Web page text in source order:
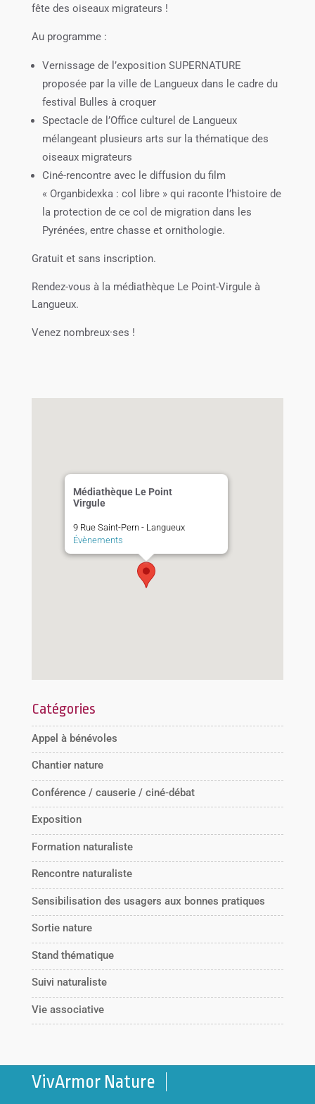
fête des oiseaux migrateurs !
Au programme :
Vernissage de l’exposition SUPERNATURE
proposée par la ville de Langueux dans le cadre du
festival Bulles à croquer
Spectacle de l’Office culturel de Langueux
mélangeant plusieurs arts sur la thématique des
oiseaux migrateurs
Ciné-rencontre avec le diffusion du film
« Organbidexka : col libre » qui raconte l’histoire de
la protection de ce col de migration dans les
Pyrénées, entre chasse et ornithologie.
Gratuit et sans inscription.
Rendez-vous à la médiathèque Le Point-Virgule à
Langueux.
Venez nombreux·ses !
Médiathèque Le Point
Virgule
9 Rue Saint-Pern - Langueux
Évènements
Catégories
Appel à bénévoles
Chantier nature
Conférence / causerie / ciné-débat
Exposition
Formation naturaliste
Rencontre naturaliste
Sensibilisation des usagers aux bonnes pratiques
Sortie nature
Stand thématique
Suivi naturaliste
Vie associative
VivArmor Nature